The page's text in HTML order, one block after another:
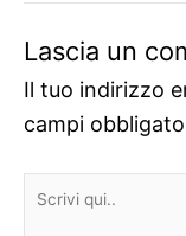
Lascia un
Il tuo indirizzo
campi
Scrivi